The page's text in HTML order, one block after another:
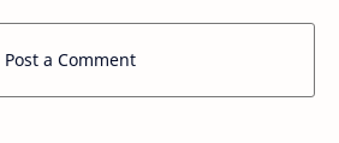
Post a Comment